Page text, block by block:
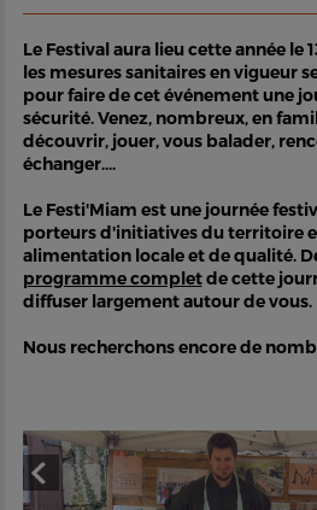
Le Festival aura lieu cette année le
les mesures sanitaires en vigueur
pour faire de cet événement une
sécurité. Venez, nombreux, en
découvrir, jouer, vous balader,
échanger....
Le Festi'Miam est une journée
porteurs d'initiatives du territoire
alimentation locale et de qualité.
programme completde cette
diffuser largement autour de vous.
Nous recherchons encore de